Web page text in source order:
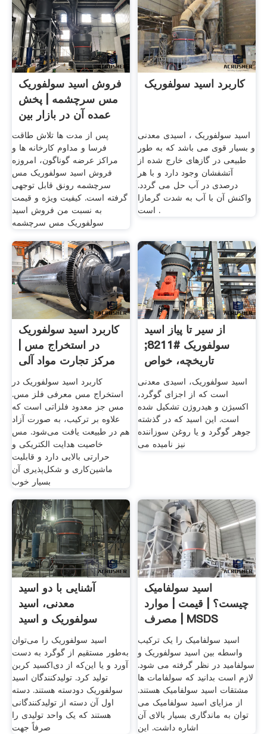
فروش اسید سولفوریک
مس سرچشمه | پخش
عمده آن در بازار بین
پس از مدت ها تلاش طاقت
فرسا و مداوم کارخانه ها و
مراکز عرضه گوناگون، امروزه
فروش اسید سولفوریک مس
سرچشمه رونق قابل توجهی
گرفته است. کیفیت ویژه و قیمت
به نسبت من فروش اسید
سولفوریک مس سرچشمه
کاربرد اسید سولفوریک
اسید سولفوریک ، اسیدی معدنی
و بسیار قوی می باشد که به طور
طبیعی در گازهای خارج شده از
آتشفشان وجود دارد و با هر
درصدی در آب حل می گردد.
واکنش آن با آب به شدت گرمازا
است .
کاربرد اسید سولفوریک
در استخراج مس |
مرکز تجارت مواد آلی
کاربرد اسید سولفوریک در
استخراج مس معرفی فلز مس.
مس جز معدود فلزاتی است که
علاوه بر ترکیب، به صورت آزاد
هم در طبیعت یافت می‌شود. مس
خاصیت هدایت الکتریکی و
حرارتی بالایی دارد و قابلیت
ماشین‌کاری و شکل‌پذیری آن
بسیار خوب
از سیر تا پیاز اسید
سولفوریک #8211;
تاریخچه، خواص
اسید سولفوریک، اسیدی معدنی
است که از اجزای گوگرد،
اکسیژن و هیدروژن تشکیل شده
است. این اسید که در گذشته
جوهر گوگرد و یا روغن سوزاننده
آشنایی با دو اسید
معدنی، اسید
سولفوریک و اسید
فسفریک
اسید سولفوریک را می‌توان
به‌طور مستقیم از گوگرد به دست
آورد و یا این‌که از دی‌اکسید کربن
تولید کرد. تولیدکنندگان اسید
سولفوریک دودسته هستند. دسته
اول آن دسته از تولیدکنندگانی
هستند که یک واحد تولیدی را
صرفاً‌ جهت
اسید سولفامیک
چیست؟ | قیمت | موارد
مصرف | MSDS
اسید سولفامیک را یک ترکیب
واسطه بین اسید سولفوریک و
سولفامید در نظر گرفته می شود.
لازم است بدانید که سولفامات ها
مشتقات اسید سولفامیک هستند.
از مزایای اسید سولفامیک می
توان به ماندگاری بسیار بالای آن
اشاره داشت. این